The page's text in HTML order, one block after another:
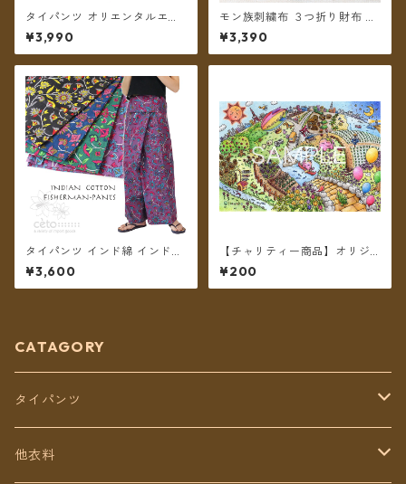
タイパンツ オリエンタルエレ
ファント 7カラー B リゾパン
ロング丈【メール便送料無
料】
¥3,990
モン族刺繍布 ３つ折り財布 ＊
メール便送料無料＊
¥3,390
タイパンツ インド綿 インド更
紗 no.11 アジアンボタニカルプ
リント 4カラー ロング丈【メ
ール便送料無料】
¥3,600
【チャリティー商品】オリジ
ナル チャリティポストカード
～We are all alive 2～
¥200
CATAGORY
タイパンツ
定番無地タイパンツ
他衣料